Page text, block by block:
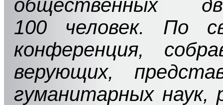
общественных
100 человек. По
конференция,
верующих,
гуманитарных наук,